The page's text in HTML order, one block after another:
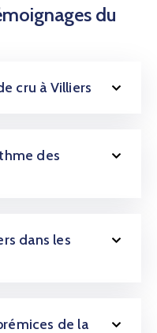
du
cru à Villiers
des
dans les
de la